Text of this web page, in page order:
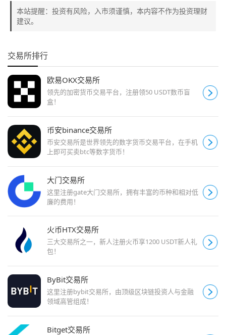
本站提醒：投资有风险，入市须谨慎，本内容不作为投资理财
建议。
交易所排行
欧易OKX交易所
领先的加密货币交易平台，注册领50 USDT数币盲
盒！
币安binance交易所
币安交易所是世界领先的数字货币交易平台，在手机
上即可买卖btc等数字货币！
大门交易所
这里注册gate大门交易所，拥有丰富的币种和相对低
廉的费用！
火币HTX交易所
三大交易所之一，新人注册火币享1200 USDT新人礼
包！
ByBit交易所
这里注册bybit交易所，由顶级区块链投资人与金融
领域高管组成！
Bitget交易所